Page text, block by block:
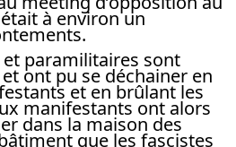
à environ un
et paramilitaires sont
ont pu se déchainer en
et en brûlant les
manifestants ont alors
dans la maison des
que les fascistes